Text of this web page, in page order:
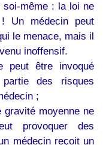
soi-même : la loi ne
! Un médecin peut
le menace, mais il
inoffensif.
peut être invoqué
des risques
;
gravité moyenne ne
provoquer des
médecin reçoit un